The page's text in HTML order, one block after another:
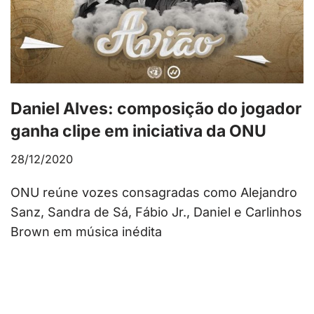
Daniel Alves: composição do jogador
ganha clipe em iniciativa da ONU
28/12/2020
ONU reúne vozes consagradas como Alejandro
Sanz, Sandra de Sá, Fábio Jr., Daniel e Carlinhos
Brown em música inédita